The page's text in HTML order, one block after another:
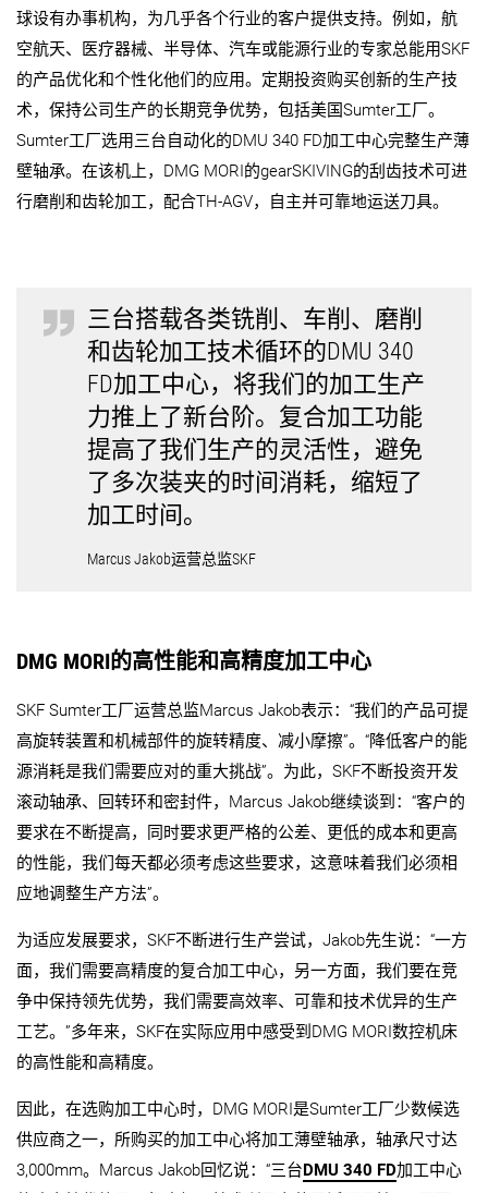
球设有办事机构，为几乎各个行业的客户提供支持。例如，航
空航天、医疗器械、半导体、汽车或能源行业的专家总能用SKF
的产品优化和个性化他们的应用。定期投资购买创新的生产技
术，保持公司生产的长期竞争优势，包括美国Sumter工厂。
Sumter工厂选用三台自动化的DMU 340 FD加工中心完整生产薄
壁轴承。在该机上，DMG MORI的gearSKIVING的刮齿技术可进
行磨削和齿轮加工，配合TH-AGV，自主并可靠地运送刀具。
三台搭载各类铣削、车削、磨削
和齿轮加工技术循环的DMU 340
FD加工中心，将我们的加工生产
力推上了新台阶。复合加工功能
提高了我们生产的灵活性，避免
了多次装夹的时间消耗，缩短了
加工时间。
Marcus Jakob运营总监SKF
DMG MORI的高性能和高精度加工中心
SKF Sumter工厂运营总监Marcus Jakob表示：“我们的产品可提
高旋转装置和机械部件的旋转精度、减小摩擦”。“降低客户的能
源消耗是我们需要应对的重大挑战”。为此，SKF不断投资开发
滚动轴承、回转环和密封件，Marcus Jakob继续谈到：“客户的
要求在不断提高，同时要求更严格的公差、更低的成本和更高
的性能，我们每天都必须考虑这些要求，这意味着我们必须相
应地调整生产方法”。
为适应发展要求，SKF不断进行生产尝试，Jakob先生说：“一方
面，我们需要高精度的复合加工中心，另一方面，我们要在竞
争中保持领先优势，我们需要高效率、可靠和技术优异的生产
工艺。”多年来，SKF在实际应用中感受到DMG MORI数控机床
的高性能和高精度。
因此，在选购加工中心时，DMG MORI是Sumter工厂少数候选
供应商之一，所购买的加工中心将加工薄壁轴承，轴承尺寸达
3,000mm。Marcus Jakob回忆说：“三台DMU 340 FD加工中心